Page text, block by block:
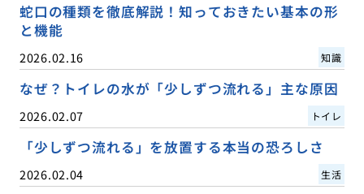
蛇口の種類を徹底解説！知っておきたい基本の形
と機能
2026.02.16 知識
なぜ？トイレの水が「少しずつ流れる」主な原因
2026.02.07 トイレ
「少しずつ流れる」を放置する本当の恐ろしさ
2026.02.04 生活